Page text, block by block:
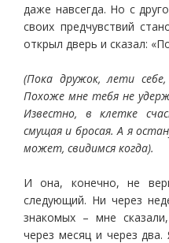
даже навсегда. Но с
своих предчувствий
открыл дверь и сказал:
(Пока дружок, лети
Похоже мне тебя не
Известно, в клетке
смущая и бросая. А я
может, свидимся когда).
И она, конечно, не
следующий. Ни через
знакомых – мне
через месяц и через